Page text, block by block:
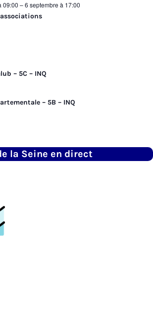
09:00 –6 septembre à 17:00
– 5C – INQ
– 5B – INQ
la Seine en direct